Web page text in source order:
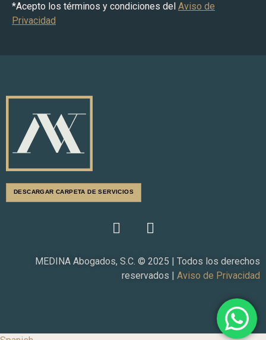
*Acepto los términos y condiciones del Aviso de
Privacidad
DESCARGAR CARPETA DE SERVICIOS
F
a
e
b
L
i
k
e
MEDINA Abogados, S.C. © 2025 | Todos los derechos
reservados | Aviso de Privacidad